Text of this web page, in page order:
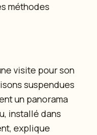
méthodes
visite pour son
suspendues
un panorama
installé dans
explique